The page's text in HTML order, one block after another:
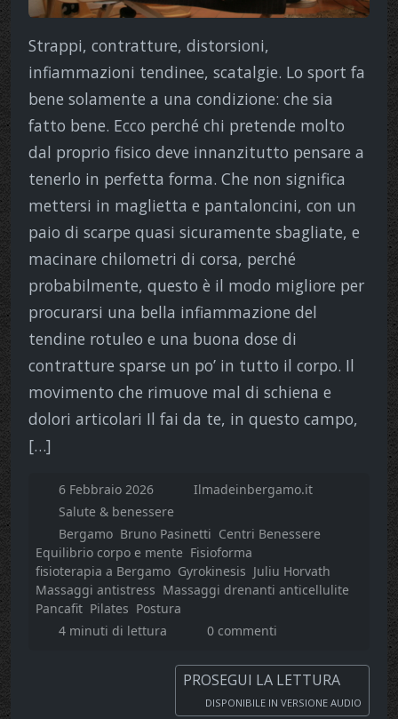
Strappi, contratture, distorsioni,
infiammazioni tendinee, scatalgie. Lo sport fa
bene solamente a una condizione: che sia
fatto bene. Ecco perché chi pretende molto
dal proprio fisico deve innanzitutto pensare a
tenerlo in perfetta forma. Che non significa
mettersi in maglietta e pantaloncini, con un
paio di scarpe quasi sicuramente sbagliate, e
macinare chilometri di corsa, perché
probabilmente, questo è il modo migliore per
procurarsi una bella infiammazione del
tendine rotuleo e una buona dose di
contratture sparse un po’ in tutto il corpo. Il
movimento che rimuove mal di schiena e
dolori articolari Il fai da te, in questo campo,
[…]
6 Febbraio 2026
Ilmadeinbergamo.it
Salute & benessere
Bergamo Bruno Pasinetti Centri Benessere
Equilibrio corpo e mente Fisioforma
fisioterapia a Bergamo Gyrokinesis Juliu Horvath
Massaggi antistress Massaggi drenanti anticellulite
Pancafit Pilates Postura
4 minuti di lettura
0 commenti
PROSEGUI LA LETTURA
DISPONIBILE IN VERSIONE AUDIO